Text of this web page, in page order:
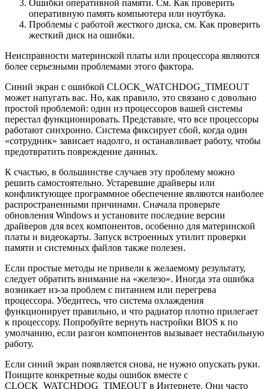
Ошибки оперативной памяти. См. Как проверить
оперативную память компьютера или ноутбука.
Проблемы с работой жесткого диска, см. Как проверить
жесткий диск на ошибки.
Неисправности материнской платы или процессора являются
более серьезными проблемами этого фактора.
Синий экран с ошибкой CLOCK_WATCHDOG_TIMEOUT
может напугать вас. Но, как правило, это связано с довольно
простой проблемой: один из процессоров вашей системы
перестал функционировать. Представьте, что все процессоры
работают синхронно. Система фиксирует сбой, когда один
«сотрудник» зависает надолго, и останавливает работу, чтобы
предотвратить повреждение данных.
К счастью, в большинстве случаев эту проблему можно
решить самостоятельно. Устаревшие драйверы или
конфликтующее программное обеспечение являются наиболее
распространенными причинами. Сначала проверьте
обновления Windows и установите последние версии
драйверов для всех компонентов, особенно для материнской
платы и видеокарты. Запуск встроенных утилит проверки
памяти и системных файлов также полезен.
Если простые методы не привели к желаемому результату,
следует обратить внимание на «железо». Иногда эта ошибка
возникает из-за проблем с питанием или перегрева
процессора. Убедитесь, что система охлаждения
функционирует правильно, и что радиатор плотно прилегает
к процессору. Попробуйте вернуть настройки BIOS к по
умолчанию, если разгон компонентов вызывает нестабильную
работу.
Если синий экран появляется снова, не нужно опускать руки.
Поищите конкретные коды ошибок вместе с
CLOCK_WATCHDOG_TIMEOUT в Интернете. Они часто